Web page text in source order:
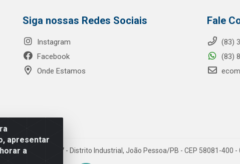
apresentar
a
Siga nossas Redes Sociais
Instagram
Facebook
Onde Estamos
Fale
(83)
(83)
de Luna, 3777 - Distrito Industrial, João Pessoa/PB - CEP 58081-400